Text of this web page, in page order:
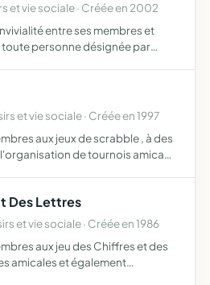
et vie sociale · Créée en 2002
entre ses membres et
toute personne désignée par
et vie sociale · Créée en 1997
aux jeux de scrabble , à des
de tournois amicaux
Des Lettres
et vie sociale · Créée en 1986
aux jeu des Chiffres et des
amicales et également